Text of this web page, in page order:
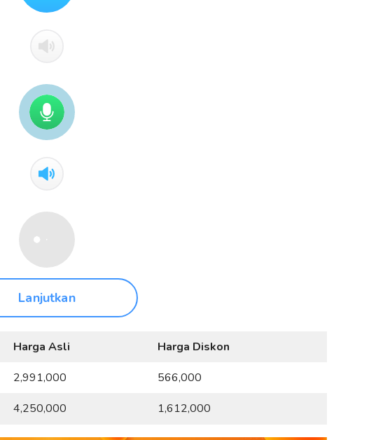
Lanjutkan
Harga Asli
Harga Diskon
2,991,000 566,000
4,250,000 1,612,000